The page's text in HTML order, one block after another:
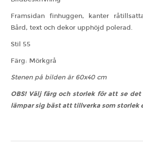
Framsidan finhuggen, kanter
Bård, text och dekor upphöjd polerad.
Stil 55
Färg: Mörkgrå
Stenen på bilden är 60x40 cm
OBS! Välj färg och storlek för att se
lämpar sig bäst att tillverka som storlek